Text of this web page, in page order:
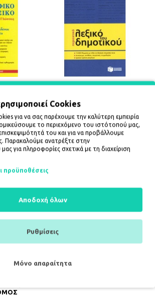
ΛΕΞΙΚΟ
ΠΕΡΙΕΚΤΙΚΟ ΛΕΞΙΚΟ ΤΟΥ
ΚΑΛΆΘΙ
ΚΑΙ
ΓΛΩΣΣΑΣ ΜΑΣ (ΤΣΕΠΗΣ)
Cookies
για να σας παρέχουμε την καλύτερη εμπειρία
το περιεχόμενο του ιστότοπού μας,
του και για να προβάλλουμε
Παρακαλούμε ανατρέξτε στην
μας για πληροφορίες σχετικά με τη διαχείριση
προϋποθέσεις
Αποδοχή όλων
Ρυθμίσεις
Μόνο απαραίτητα